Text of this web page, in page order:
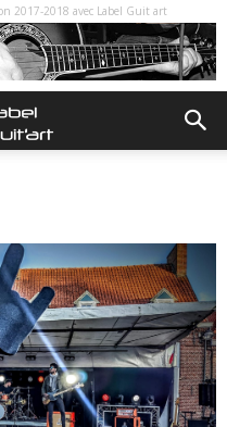
2017-2018 avec Label Guit art